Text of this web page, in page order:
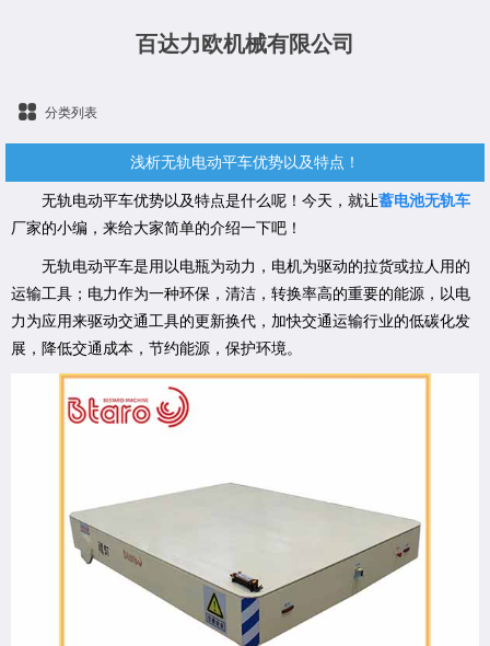
百达力欧机械有限公司
分类列表
浅析无轨电动平车优势以及特点！
无轨电动平车优势以及特点是什么呢！今天，就让蓄电池无轨车
厂家的小编，来给大家简单的介绍一下吧！
无轨电动平车是用以电瓶为动力，电机为驱动的拉货或拉人用的
运输工具；电力作为一种环保，清洁，转换率高的重要的能源，以电
力为应用来驱动交通工具的更新换代，加快交通运输行业的低碳化发
展，降低交通成本，节约能源，保护环境。